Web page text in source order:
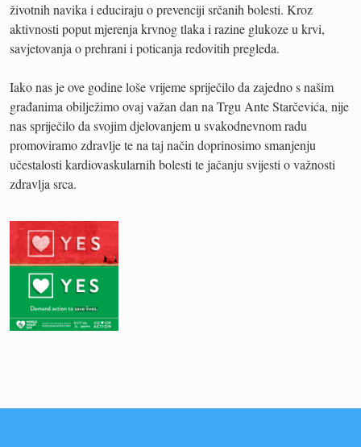
životnih navika i educiraju o prevenciji srčanih bolesti. Kroz
aktivnosti poput mjerenja krvnog tlaka i razine glukoze u krvi,
savjetovanja o prehrani i poticanja redovitih pregleda.
Iako nas je ove godine loše vrijeme spriječilo da zajedno s našim
građanima obilježimo ovaj važan dan na Trgu Ante Starčevića, nije
nas spriječilo da svojim djelovanjem u svakodnevnom radu
promoviramo zdravlje te na taj način doprinosimo smanjenju
učestalosti kardiovaskularnih bolesti te jačanju svijesti o važnosti
zdravlja srca.